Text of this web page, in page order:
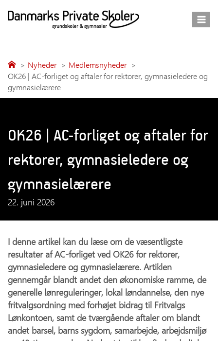
Nyheder
Medlemsnyheder
OK26 | AC-forliget og aftaler for rektorer, gymnasieledere og
gymnasielærere
OK26 | AC-forliget og aftaler for
rektorer, gymnasieledere og
gymnasielærere
22. juni 2026
I denne artikel kan du læse om de væsentligste
resultater af AC-forliget ved OK26 for rektorer,
gymnasieledere og gymnasielærere. Artiklen
gennemgår blandt andet den økonomiske ramme, de
generelle lønreguleringer, lokal løndannelse, den nye
fritvalgsordning med forhøjet bidrag til Fritvalgs
Lønkontoen, samt de tværgående aftaler om blandt
andet barsel, barns sygdom, samarbejde, arbejdsmiljø